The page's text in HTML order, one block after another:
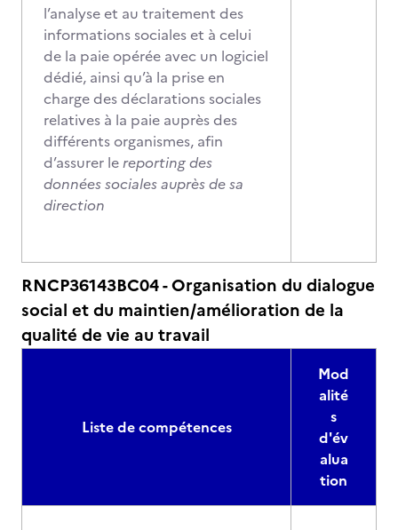
l’analyse et au traitement des
informations sociales et à celui
de la paie opérée avec un logiciel
dédié, ainsi qu’à la prise en
charge des déclarations sociales
relatives à la paie auprès des
différents organismes, afin
d’assurer lereporting des
données sociales auprès de sa
direction
RNCP36143BC04 - Organisation du dialogue
social et du maintien/amélioration de la
qualité de vie au travail
Liste de compétences
Mod
alité
s
d'év
alua
tion